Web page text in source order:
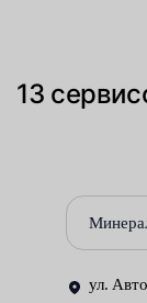
повышения
требует опыта и
Износ и
двигатель
13
ул.